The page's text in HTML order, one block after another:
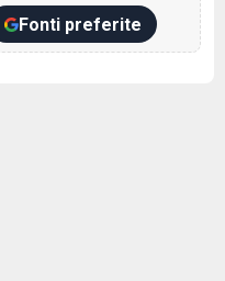
Fonti preferite